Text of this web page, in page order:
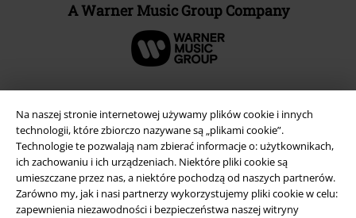
Na naszej stronie internetowej używamy plików cookie i innych
technologii, które zbiorczo nazywane są „plikami cookie”.
Technologie te pozwalają nam zbierać informacje o: użytkownikach,
ich zachowaniu i ich urządzeniach. Niektóre pliki cookie są
umieszczane przez nas, a niektóre pochodzą od naszych partnerów.
Zarówno my, jak i nasi partnerzy wykorzystujemy pliki cookie w celu:
zapewnienia niezawodności i bezpieczeństwa naszej witryny
A Warner Music Group Company